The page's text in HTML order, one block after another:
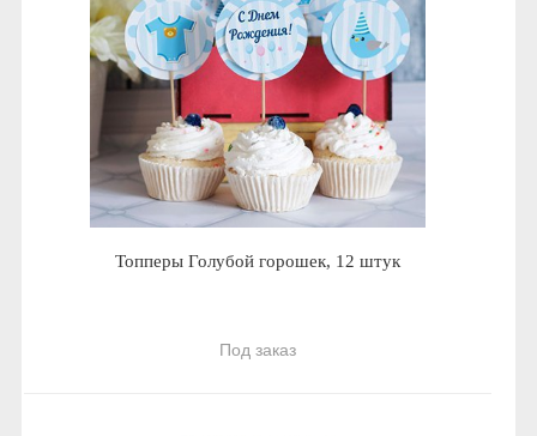
Топперы Голубой горошек, 12 штук
Под заказ